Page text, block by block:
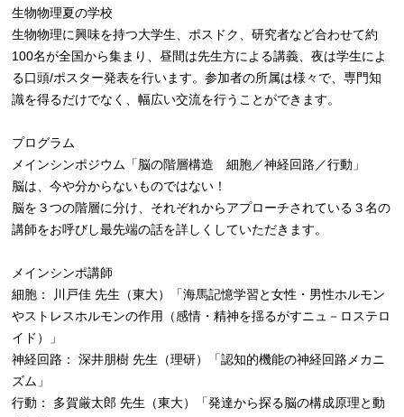
生物物理夏の学校
生物物理に興味を持つ大学生、ポスドク、研究者など合わせて約
100名が全国から集まり、昼間は先生方による講義、夜は学生によ
る口頭/ポスター発表を行います。参加者の所属は様々で、専門知
識を得るだけでなく、幅広い交流を行うことができます。
プログラム
メインシンポジウム「脳の階層構造 細胞／神経回路／行動」
脳は、今や分からないものではない！
脳を３つの階層に分け、それぞれからアプローチされている３名の
講師をお呼びし最先端の話を詳しくしていただきます。
メインシンポ講師
細胞： 川戸佳 先生（東大）「海馬記憶学習と女性・男性ホルモン
やストレスホルモンの作用（感情・精神を揺るがすニュ－ロステロ
イド）」
神経回路： 深井朋樹 先生（理研）「認知的機能の神経回路メカニ
ズム」
行動： 多賀厳太郎 先生（東大）「発達から探る脳の構成原理と動